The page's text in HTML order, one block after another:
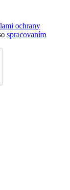
ochrany
spracovaním